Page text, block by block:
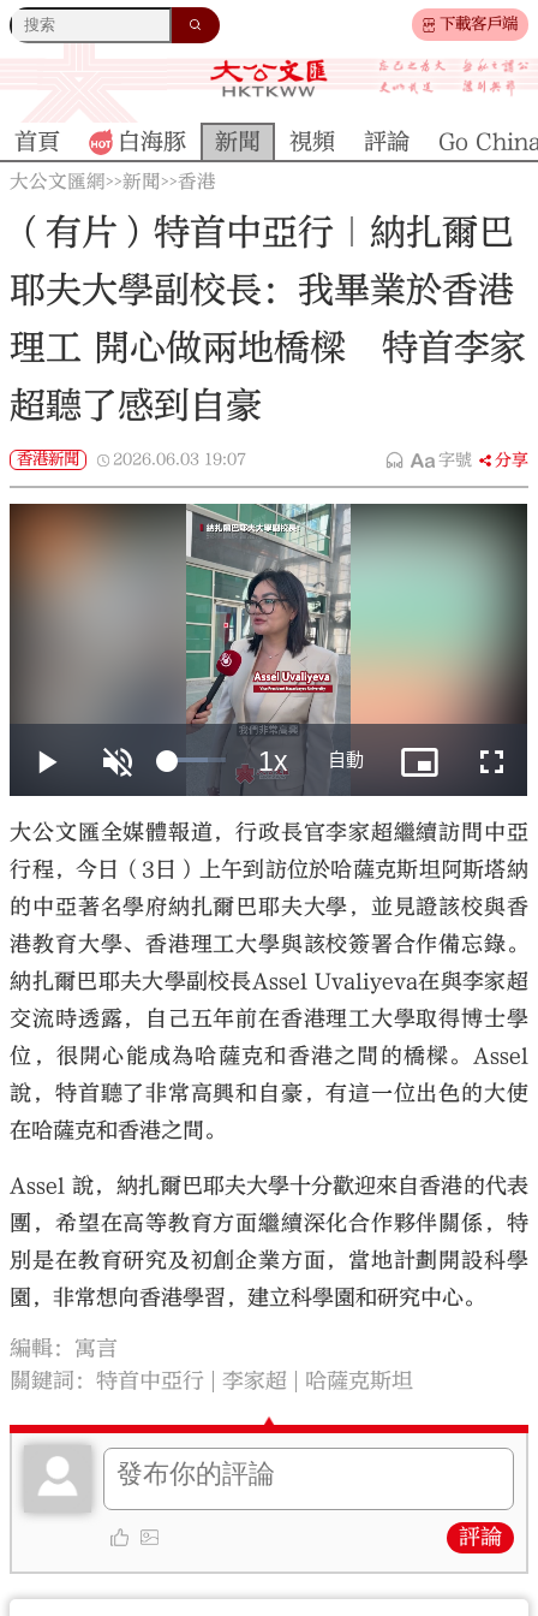
下載客戶端
大公文匯
首頁 白海豚 新聞 視頻 評論 Go
大公文匯網>>新聞>>香港
（有片）特首中亞行｜納扎爾巴
耶夫大學副校長：我畢業於香港
理工 開心做兩地橋樑 特首李家
超聽了感到自豪
香港新聞 2026.06.03 19:07 字號 分享
大公文匯全媒體報道，行政長官李家超繼續訪問中亞
行程，今日（3日）上午到訪位於哈薩克斯坦阿斯塔納
的中亞著名學府納扎爾巴耶夫大學，並見證該校與香
港教育大學、香港理工大學與該校簽署合作備忘錄。
納扎爾巴耶夫大學副校長Assel Uvaliyeva在與李家超
交流時透露，自己五年前在香港理工大學取得博士學
位，很開心能成為哈薩克和香港之間的橋樑。Assel
說，特首聽了非常高興和自豪，有這一位出色的大使
在哈薩克和香港之間。
Assel 說，納扎爾巴耶夫大學十分歡迎來自香港的代表
團，希望在高等教育方面繼續深化合作夥伴關係，特
別是在教育研究及初創企業方面，當地計劃開設科學
園，非常想向香港學習，建立科學園和研究中心。
編輯：寓言
關鍵詞：特首中亞行 李家超 哈薩克斯坦
評論